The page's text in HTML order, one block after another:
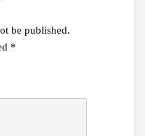
be published.
*